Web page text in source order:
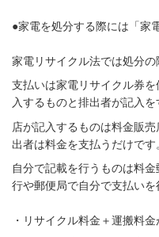
●家電を処分する際には「家
家電リサイクル法では処分の
支払いは家電リサイクル券
入するものと排出者が記入を
店が記入するものは料金販
出者は料金を支払うだけです
自分で記載を行うものは料
行や郵便局で自分で支払いを
・リサイクル料金＋運搬料